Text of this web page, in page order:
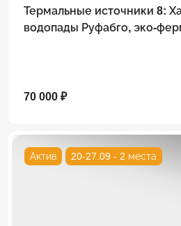
Термальные источники 8:
водопады Руфабго, эко-
70 000 ₽
Актив 20-27.09 - 2 места